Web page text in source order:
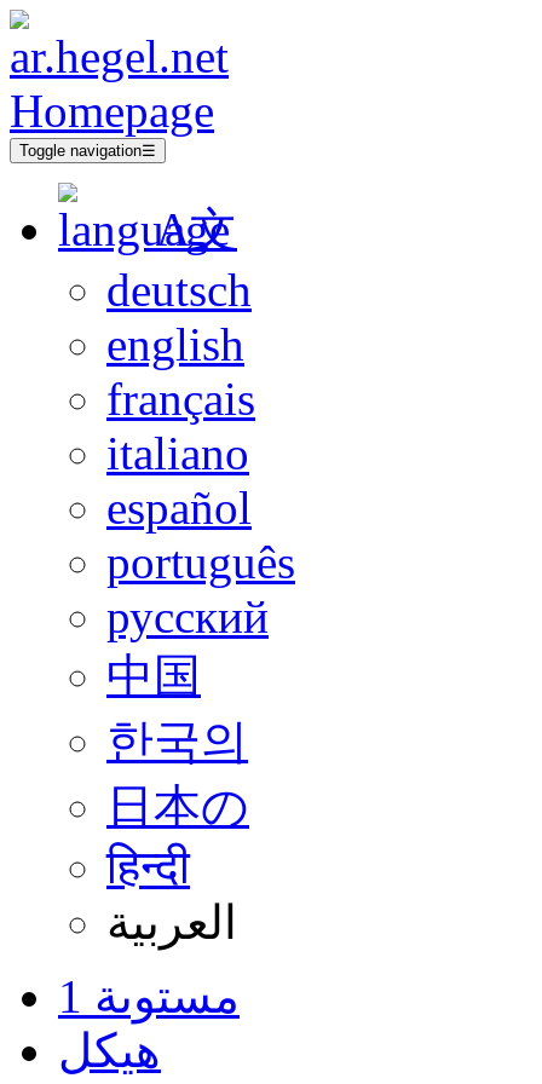
Toggle navigation☰
A文
deutsch
english
français
italiano
español
português
русский
中国
한국의
日本の
हिन्दी
العربية
مستوىة 1
هيكل